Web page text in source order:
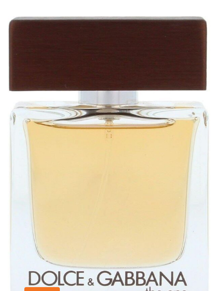
Dolce & Gabbana The One For Men
Woda Toaletowa 100 Ml Spray
230,69zł